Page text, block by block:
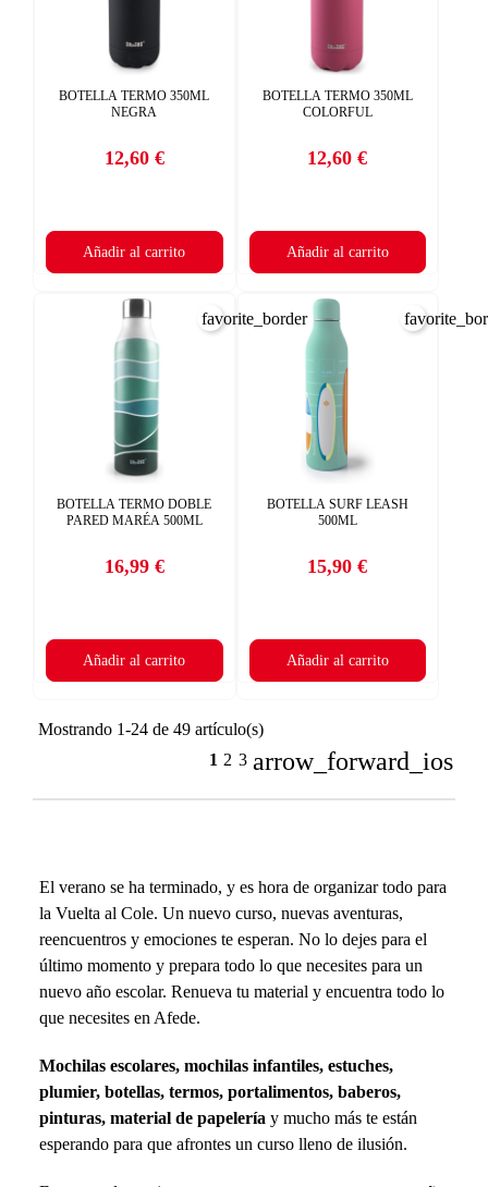
BOTELLA TERMO 350ML
NEGRA
Precio
12,60 €
Añadir al carrito
BOTELLA TERMO 350ML
COLORFUL
Precio
12,60 €
Añadir al carrito
BOTELLA TERMO DOBLE
PARED MARÉA 500ML
Precio
16,99 €
Añadir al carrito
favorite_border
BOTELLA SURF LEASH
500ML
Precio
15,90 €
Añadir al carrito
Mostrando 1-24 de 49 artículo(s)
1 2 3 arrow_forward_ios
El verano se ha terminado, y es hora de organizar todo para
la Vuelta al Cole. Un nuevo curso, nuevas aventuras,
reencuentros y emociones te esperan. No lo dejes para el
último momento y prepara todo lo que necesites para un
nuevo año escolar. Renueva tu material y encuentra todo lo
que necesites en Afede.
Mochilas escolares, mochilas infantiles, estuches,
plumier, botellas, termos, portalimentos, baberos,
pinturas, material de papelería y mucho más te están
esperando para que afrontes un curso lleno de ilusión.